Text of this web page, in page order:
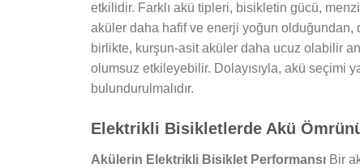
etkilidir. Farklı akü tipleri, bisikletin gücü,
aküler daha hafif ve enerji yoğun
birlikte, kurşun-asit aküler daha ucuz olabilir
olumsuz etkileyebilir. Dolayısıyla, akü seçimi
bulundurulmalıdır.
Elektrikli Bisikletlerde Akü
Akülerin Elektrikli Bisiklet Performansı Bir